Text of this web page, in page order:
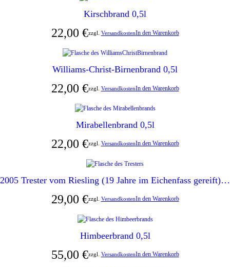
Kirschbrand 0,5l
22,00 €zzgl. VersandkostenIn den Warenkorb
Williams-Christ-Birnenbrand 0,5l
22,00 €zzgl. VersandkostenIn den Warenkorb
Mirabellenbrand 0,5l
22,00 €zzgl. VersandkostenIn den Warenkorb
2005 Trester vom Riesling (19 Jahre im Eichenfass gereift) 0,5l
29,00 €zzgl. VersandkostenIn den Warenkorb
Himbeerbrand 0,5l
55,00 €zzgl. VersandkostenIn den Warenkorb